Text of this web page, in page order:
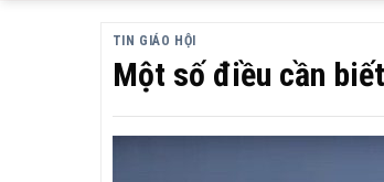
TIN GIÁO HỘI
Một số điều cần